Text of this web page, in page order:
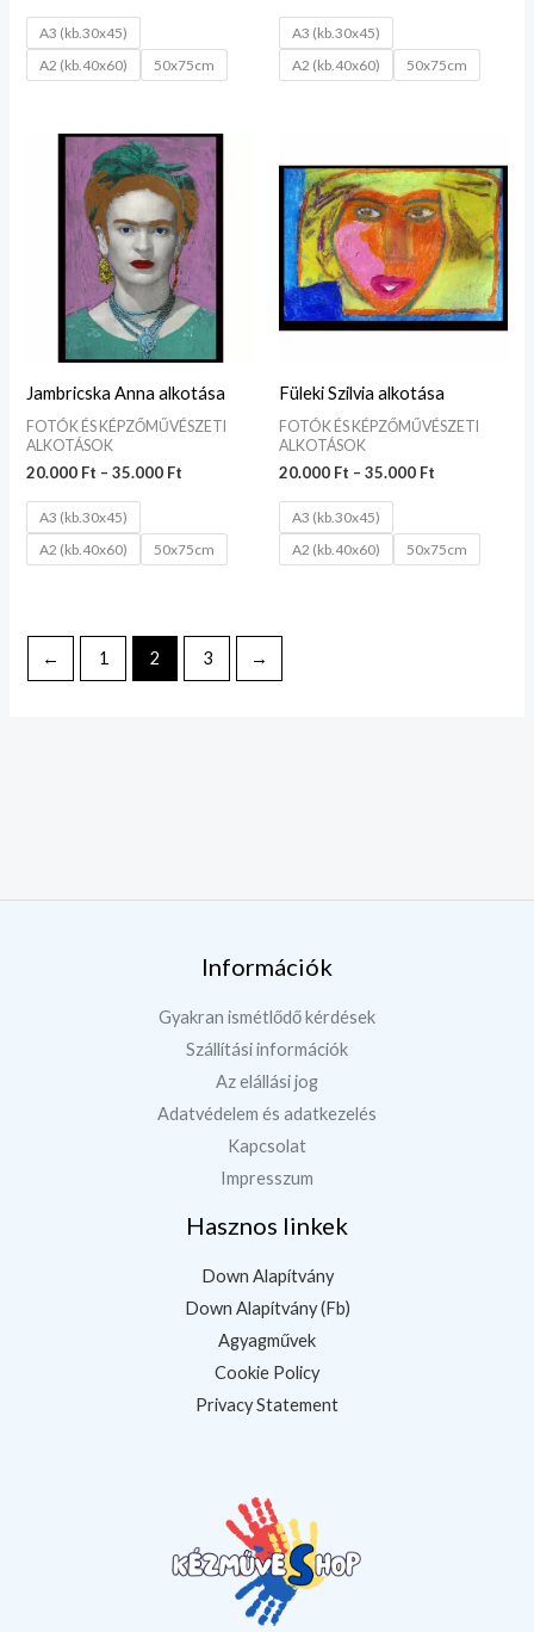
A3 (kb.30x45)
A2 (kb.40x60)
50x75cm
A3 (kb.30x45)
A2 (kb.40x60)
50x75cm
Jambricska Anna alkotása
FOTÓK ÉS KÉPZŐMŰVÉSZETI
ALKOTÁSOK
20.000 Ft – 35.000 Ft
Ártartomány:
20.000 Ft
-
35.000 Ft
A3 (kb.30x45)
A2 (kb.40x60)
50x75cm
Füleki Szilvia alkotása
FOTÓK ÉS KÉPZŐMŰVÉSZETI
ALKOTÁSOK
20.000 Ft – 35.000 Ft
20.000 Ft
-
35.000 Ft
A3 (kb.30x45)
A2 (kb.40x60)
50x75cm
← 1 2 3 →
Információk
Gyakran ismétlődő kérdések
Szállítási információk
Az elállási jog
Adatvédelem és adatkezelés
Kapcsolat
Impresszum
Hasznos linkek
Down Alapítvány
Down Alapítvány (Fb)
Agyagművek
Cookie Policy
Privacy Statement